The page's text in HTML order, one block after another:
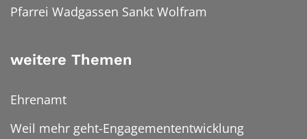
Pfarrei Wadgassen Sankt Wolfram
weitere Themen
Ehrenamt
Weil mehr geht-Engagemententwicklung